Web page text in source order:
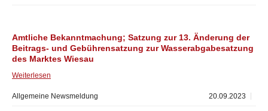
Amtliche Bekanntmachung; Satzung zur 13. Änderung der
Beitrags- und Gebührensatzung zur Wasserabgabesatzung
des Marktes Wiesau
Weiterlesen
20.09.2023
Allgemeine Newsmeldung